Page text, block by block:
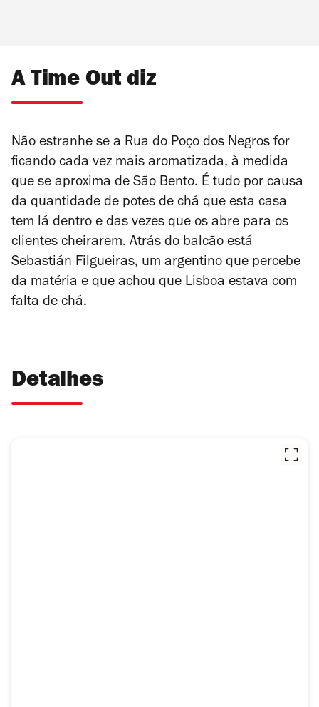
A Time Out diz
Não estranhe se a Rua do Poço dos Negros for
ficando cada vez mais aromatizada, à medida
que se aproxima de São Bento. É tudo por causa
da quantidade de potes de chá que esta casa
tem lá dentro e das vezes que os abre para os
clientes cheirarem. Atrás do balcão está
Sebastián Filgueiras, um argentino que percebe
da matéria e que achou que Lisboa estava com
falta de chá.
Detalhes